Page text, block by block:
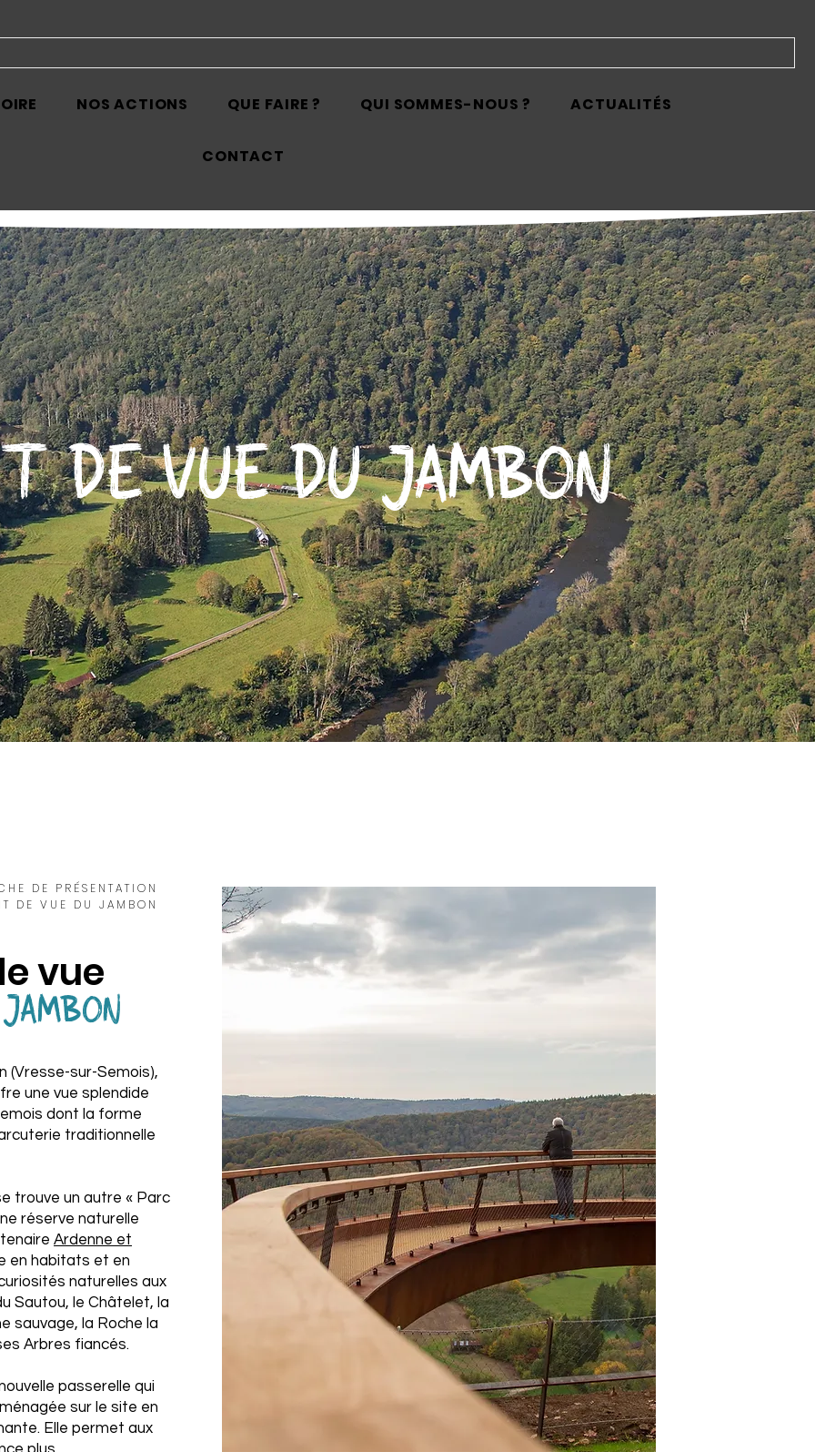
NOS ACTIONS QUE FAIRE ? QUI SOMMES-NOUS ? ACTUALITÉS
CONTACT
DE VUE DU JAMBON
DE PRÉSENTATION
DE VUE DU JAMBON
vue
JAMBON
(Vresse-sur-Semois),
une vue splendide
dont la forme
traditionnelle
trouve un autre « Parc
réserve naturelle
Ardenne et
en habitats et en
naturelles aux
Sautou, le Châtelet, la
sauvage, la Roche la
Arbres fiancés.
passerelle qui
sur le site en
Elle permet aux